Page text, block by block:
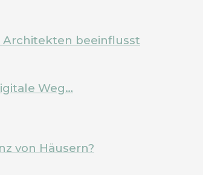
beeinflusst
Weg…
von Häusern?